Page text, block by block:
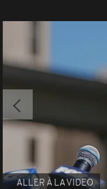
ALLER À LA VIDEO